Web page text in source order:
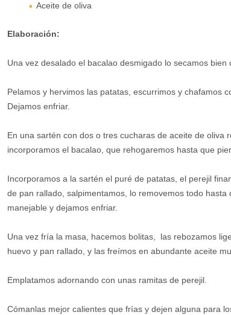
Aceite de oliva
Elaboración:
Una vez desalado el bacalao desmigado lo secamos
Pelamos y hervimos las patatas, escurrimos y chafamos
Dejamos enfriar.
En una sartén con dos o tres cucharas de aceite de oliva
incorporamos el bacalao, que rehogaremos hasta que
Incorporamos a la sartén el puré de patatas, el perejil
de pan rallado, salpimentamos, lo removemos todo
manejable y dejamos enfriar.
Una vez fría la masa, hacemos bolitas, las rebozamos
huevo y pan rallado, y las freímos en abundante aceite
Emplatamos adornando con unas ramitas de perejil.
Cómanlas mejor calientes que frías y dejen alguna para